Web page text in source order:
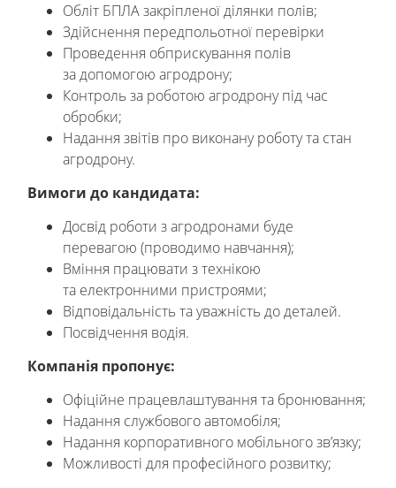
Обліт БПЛА закріпленої ділянки полів;
Здійснення передпольотної перевірки
Проведення обприскування полів
за допомогою агродрону;
Контроль за роботою агродрону під час
обробки;
Надання звітів про виконану роботу та стан
агродрону.
Вимоги до кандидата:
Досвід роботи з агродронами буде
перевагою (проводимо навчання);
Вміння працювати з технікою
та електронними пристроями;
Відповідальність та уважність до деталей.
Посвідчення водія.
Компанія пропонує:
Офіційне працевлаштування та бронювання;
Надання службового автомобіля;
Надання корпоративного мобільного зв’язку;
Можливості для професійного розвитку;